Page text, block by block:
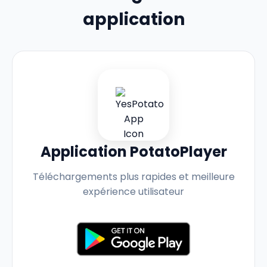
application
Application PotatoPlayer
Téléchargements plus rapides et meilleure
expérience utilisateur